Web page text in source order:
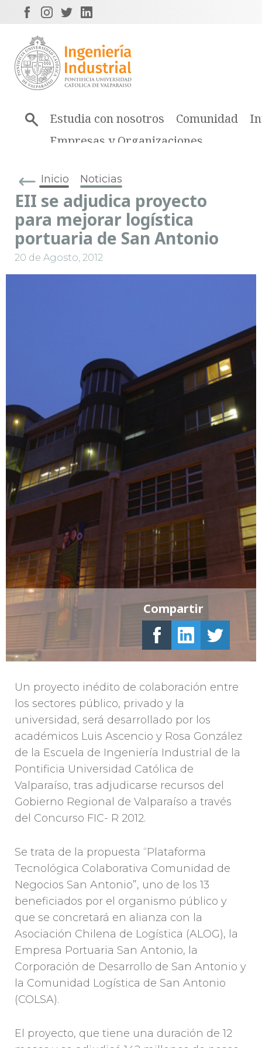
Estudia con nosotros Comunidad
Empresas y Organizaciones
Inicio Noticias
EII se adjudica proyecto
para mejorar logística
portuaria de San Antonio
20 de Agosto, 2012
Un proyecto inédito de colaboración entre
los sectores público, privado y la
universidad, será desarrollado por los
académicos Luis Ascencio y Rosa González
de la Escuela de Ingeniería Industrial de la
Pontificia Universidad Católica de
Valparaíso, tras adjudicarse recursos del
Gobierno Regional de Valparaíso a través
del Concurso FIC- R 2012.
Se trata de la propuesta “Plataforma
Tecnológica Colaborativa Comunidad de
Negocios San Antonio”, uno de los 13
beneficiados por el organismo público y
que se concretará en alianza con la
Asociación Chilena de Logística (ALOG), la
Empresa Portuaria San Antonio, la
Corporación de Desarrollo de San Antonio y
la Comunidad Logística de San Antonio
(COLSA).
El proyecto, que tiene una duración de 12
Compartir